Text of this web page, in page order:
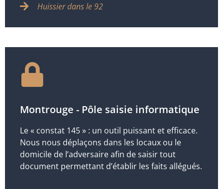
Huissier dans le 92
Montrouge - Pôle saisie informatique
Le « constat 145 » : un outil puissant et efficace.
Nous nous déplaçons dans les locaux ou le
domicile de l’adversaire afin de saisir tout
document permettant d’établir les faits allégués.